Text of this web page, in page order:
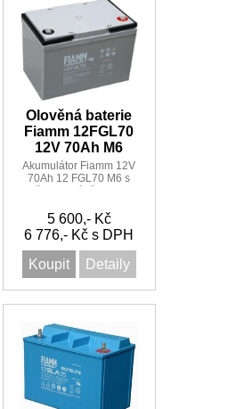
Olověná baterie
Fiamm 12FGL70
12V 70Ah M6
Akumulátor Fiamm 12V
70Ah 12 FGL70 M6 s
životností až 12let
5 600,- Kč
6 776,- Kč s DPH
Koupit
Detaily